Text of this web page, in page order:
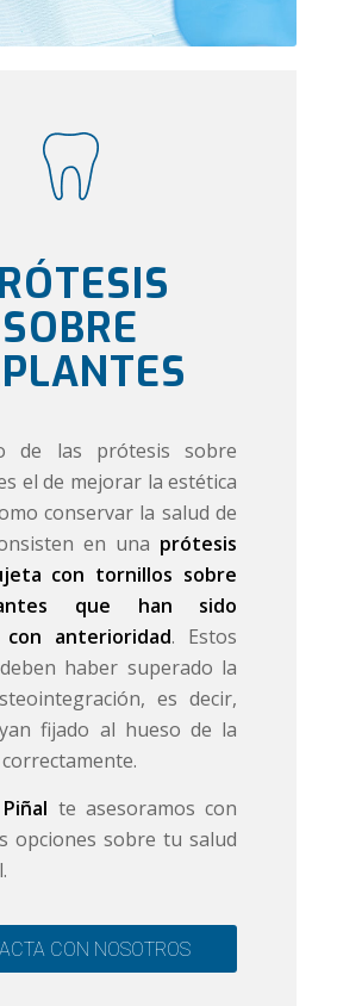
SOBRE
de las prótesis sobre
el de mejorar la estética
conservar la salud de
en una prótesis
con tornillos sobre
que han sido
con anterioridad. Estos
haber superado la
es decir,
fijado al hueso de la
te asesoramos con
opciones sobre tu salud
CON NOSOTROS